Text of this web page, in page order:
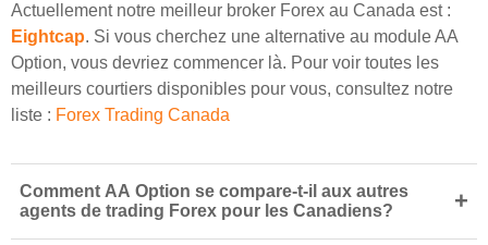
Actuellement notre meilleur broker Forex au Canada est :
Eightcap. Si vous cherchez une alternative au module AA
Option, vous devriez commencer là. Pour voir toutes les
meilleurs courtiers disponibles pour vous, consultez notre
liste : Forex Trading Canada
Comment AA Option se compare-t-il aux autres
agents de trading Forex pour les Canadiens?
+